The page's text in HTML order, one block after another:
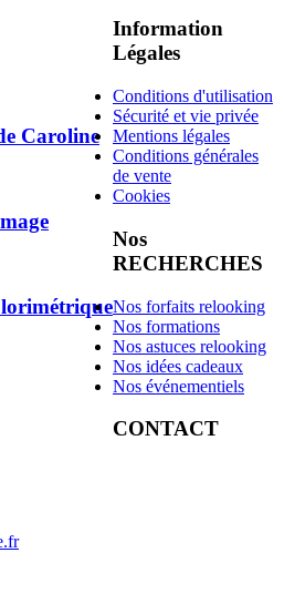
Caroline
Information
Légales
Conditions d'utilisation
Sécurité et vie privée
Mentions légales
Conditions générales
de vente
Cookies
Nos
RECHERCHES
Nos forfaits relooking
Nos formations
Nos astuces relooking
Nos idées cadeaux
Nos événementiels
CONTACT